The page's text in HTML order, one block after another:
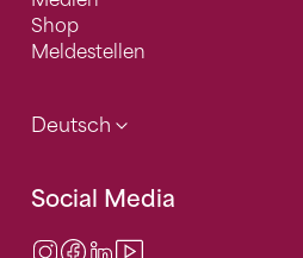
Shop
Meldestellen
Deutsch
Social Media
Instagram
Facebook
LinkedIn